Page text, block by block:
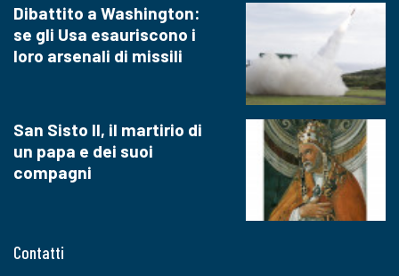
Contatti
Dibattito a Washington:
se gli Usa esauriscono i
loro arsenali di missili
San Sisto II, il martirio di
un papa e dei suoi
compagni